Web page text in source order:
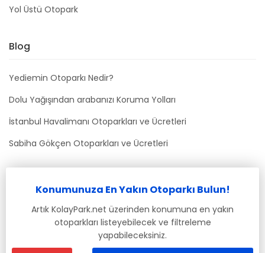
Yol Üstü Otopark
Blog
Yediemin Otoparkı Nedir?
Dolu Yağışından arabanızı Koruma Yolları
İstanbul Havalimanı Otoparkları ve Ücretleri
Sabiha Gökçen Otoparkları ve Ücretleri
Konumunuza En Yakın Otoparkı Bulun!
Artık KolayPark.net üzerinden konumuna en yakın
otoparkları listeyebilecek ve filtreleme
yapabileceksiniz.